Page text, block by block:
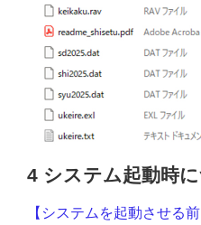
4 システム起動時
【システムを起動させる